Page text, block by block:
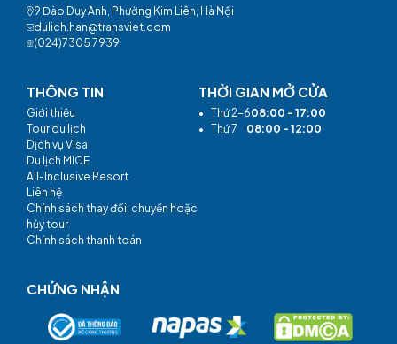
9 Đào Duy Anh, Phường Kim Liên, Hà Nội
dulich.han@transviet.com
(024)7305 7939
THÔNG TIN
Giới thiệu
Tour du lịch
Dịch vụ Visa
Du lịch MICE
All-Inclusive Resort
Liên hệ
Chính sách thay đổi, chuyển hoặc
hủy tour
Chính sách thanh toán
THỜI GIAN MỞ CỬA
• Thứ 2-608:00 - 17:00
• Thứ 7 08:00 - 12:00
CHỨNG NHẬN